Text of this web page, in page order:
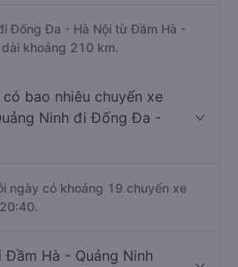
Đống Đa - Hà Nội từ Đầm Hà -
khoảng 210 km.
bao nhiêu chuyến xe
Ninh đi Đống Đa -
ngày có khoảng 19 chuyến xe
Đầm Hà - Quảng Ninh